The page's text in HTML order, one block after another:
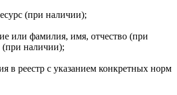
(при наличии);
или фамилия, имя, отчество (при
(при наличии);
в реестр с указанием конкретных норм